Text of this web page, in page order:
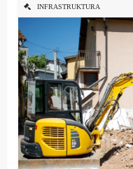
INFRASTRUKTURA